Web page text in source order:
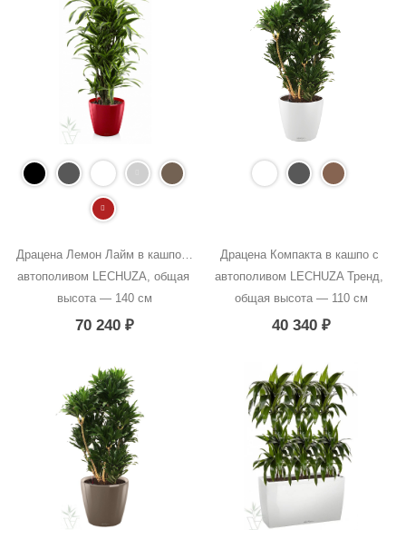
Драцена Лемон Лайм в кашпо с
автополивом LECHUZA, общая
высота — 140 см
70 240₽
Драцена Компакта в кашпо с
автополивом LECHUZA Тренд,
общая высота — 110 см
40 340 ₽